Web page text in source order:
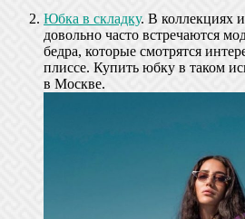
Юбка в складку. В коллекциях
довольно часто встречаются
бедра, которые смотрятся
плиссе. Купить юбку в таком
в Москве.